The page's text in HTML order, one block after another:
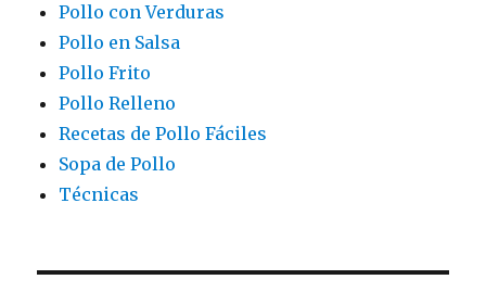
Pollo con Verduras
Pollo en Salsa
Pollo Frito
Pollo Relleno
Recetas de Pollo Fáciles
Sopa de Pollo
Técnicas